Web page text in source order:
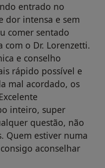
entrado no
dor intensa e sem
comer sentado
com o Dr. Lorenzetti.
e conselho
rápido possível e
mal acordado, os
inteiro, super
questão, não
Quem estiver numa
aconselhar